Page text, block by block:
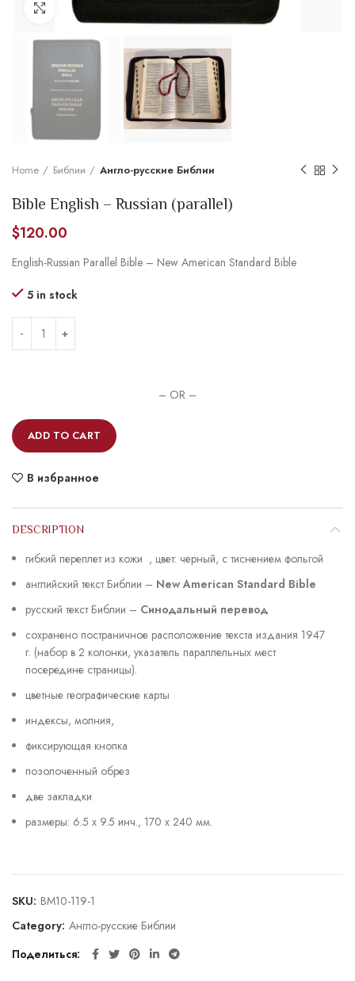
Увеличить
Home Библии Англо-русские Библии
Bible English – Russian (parallel)
$120.00
English-Russian Parallel Bible – New American Standard Bible
5 in stock
– OR –
ADD TO CART
В избранное
DESCRIPTION
гибкий переплет из кожи , цвет: черный, с тиснением фольгой
английский текст Библии – New American Standard Bible
русский текст Библии – Синодальный перевод
сохранено постраничное расположение текста издания 1947
г. (набор в 2 колонки, указатель параллельных мест
посередине страницы).
цветные географические карты
индексы, молния,
фиксирующая кнопка
позолоченный обрез
две закладки
размеры: 6.5 x 9.5 инч., 170 x 240 мм.
SKU: BM10-119-1
Category: Англо-русские Библии
Поделиться